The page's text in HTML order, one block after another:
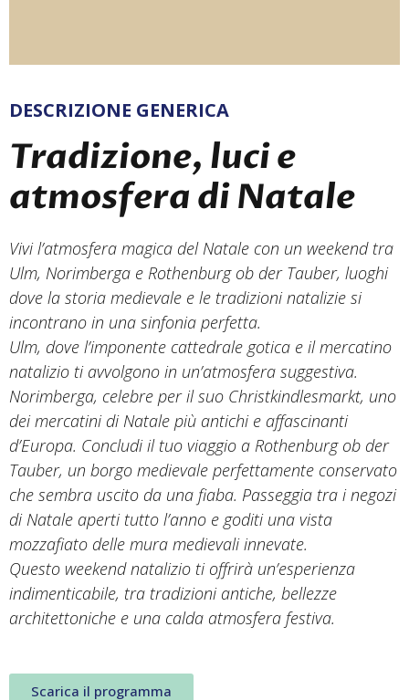
DESCRIZIONE GENERICA
Tradizione, luci e
atmosfera di Natale
Vivi l’atmosfera magica del Natale con un weekend tra
Ulm, Norimberga e Rothenburg ob der Tauber, luoghi
dove la storia medievale e le tradizioni natalizie si
incontrano in una sinfonia perfetta.
Ulm, dove l’imponente cattedrale gotica e il mercatino
natalizio ti avvolgono in un’atmosfera suggestiva.
Norimberga, celebre per il suo Christkindlesmarkt, uno
dei mercatini di Natale più antichi e affascinanti
d’Europa. Concludi il tuo viaggio a Rothenburg ob der
Tauber, un borgo medievale perfettamente conservato
che sembra uscito da una fiaba. Passeggia tra i negozi
di Natale aperti tutto l’anno e goditi una vista
mozzafiato delle mura medievali innevate.
Questo weekend natalizio ti offrirà un’esperienza
indimenticabile, tra tradizioni antiche, bellezze
architettoniche e una calda atmosfera festiva.
Scarica il programma